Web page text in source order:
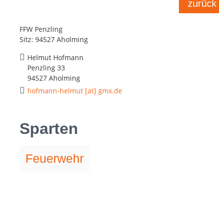
FFW Penzling
Sitz: 94527 Aholming
Helmut Hofmann
Penzling 33
94527 Aholming
hofmann-helmut [at] gmx.de
Sparten
Feuerwehr